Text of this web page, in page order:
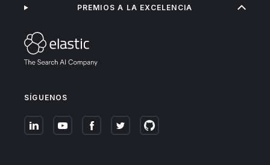
SÍGUENOS
PREMIOS A LA EXCELENCIA